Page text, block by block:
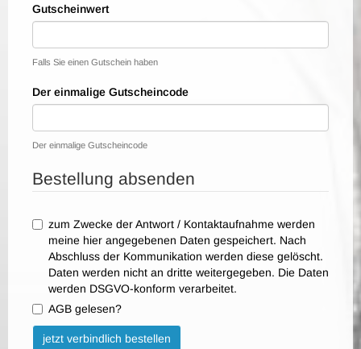
Gutscheinwert
Falls Sie einen Gutschein haben
Der einmalige Gutscheincode
Der einmalige Gutscheincode
Bestellung absenden
zum Zwecke der Antwort / Kontaktaufnahme werden
meine hier angegebenen Daten gespeichert. Nach
Abschluss der Kommunikation werden diese gelöscht.
Daten werden nicht an dritte weitergegeben. Die Daten
werden DSGVO-konform verarbeitet.
AGB gelesen?
Bitte nicht ausfüllen.
jetzt verbindlich bestellen